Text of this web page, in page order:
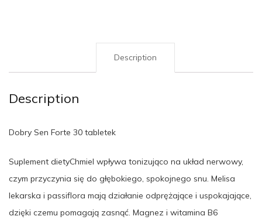
Description
Description
Dobry Sen Forte 30 tabletek
Suplement dietyChmiel wpływa tonizująco na układ nerwowy,
czym przyczynia się do głębokiego, spokojnego snu. Melisa
lekarska i passiflora mają działanie odprężające i uspokajające,
dzięki czemu pomagają zasnąć. Magnez i witamina B6